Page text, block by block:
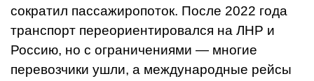
сократил пассажиропоток. После 2022 года
транспорт переориентировался на ЛНР и
Россию, но с ограничениями — многие
перевозчики ушли, а международные рейсы